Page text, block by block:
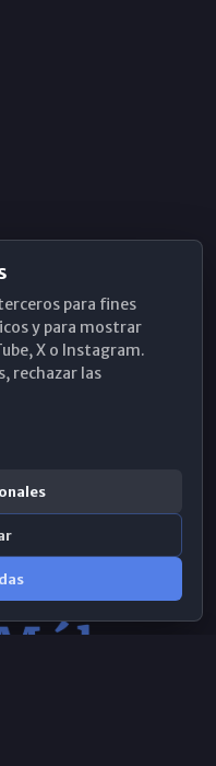
para fines
y para mostrar
X o Instagram.
rechazar las